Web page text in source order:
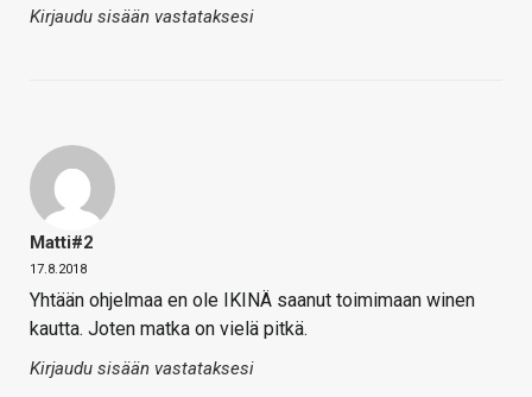
Kirjaudu sisään vastataksesi
Matti#2
17.8.2018
Yhtään ohjelmaa en ole IKINÄ saanut toimimaan winen
kautta. Joten matka on vielä pitkä.
Kirjaudu sisään vastataksesi